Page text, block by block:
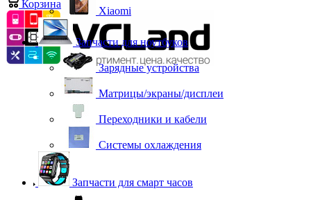
Корзина
Xiaomi
Запчасти для ноутбуков
Зарядные устройства
Матрицы/экраны/дисплеи
Переходники и кабели
Системы охлаждения
Запчасти для смарт часов